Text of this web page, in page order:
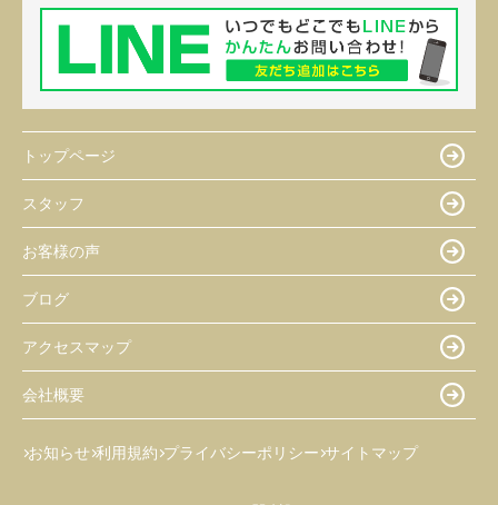
トップページ
スタッフ
お客様の声
ブログ
アクセスマップ
会社概要
お知らせ 利用規約 プライバシーポリシー サイトマップ